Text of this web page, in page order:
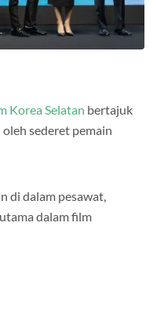
Korea Selatan bertajuk
sederet pemain
di dalam pesawat,
dalam film